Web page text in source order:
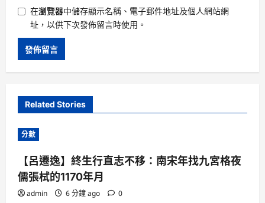
在瀏覽器中儲存顯示名稱、電子郵件地址及個人網站網
址，以供下次發佈留言時使用。
Related Stories
分數
【呂遷逸】終生行直志不移：南宋年找九宮格夜
儒張栻的1170年月
admin 6 分鐘 ago 0